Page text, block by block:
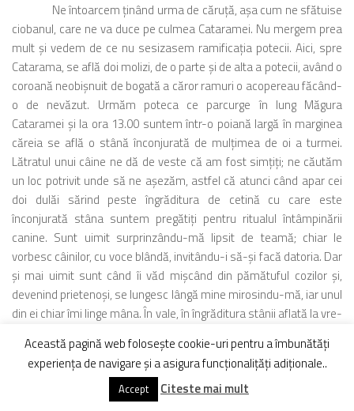
Ne întoarcem ţinând urma de căruţă, aşa cum ne sfătuise
ciobanul, care ne va duce pe culmea Cataramei. Nu mergem prea
mult şi vedem de ce nu sesizasem ramificaţia potecii. Aici, spre
Catarama, se află doi molizi, de o parte şi de alta a potecii, având o
coroană neobişnuit de bogată a căror ramuri o acopereau făcând-
o de nevăzut. Urmăm poteca ce parcurge în lung Măgura
Cataramei şi la ora 13.00 suntem într-o poiană largă în marginea
căreia se află o stână înconjurată de mulţimea de oi a turmei.
Lătratul unui câine ne dă de veste că am fost simţiţi; ne căutăm
un loc potrivit unde să ne aşezăm, astfel că atunci când apar cei
doi dulăi sărind peste îngrăditura de cetină cu care este
înconjurată stâna suntem pregătiţi pentru ritualul întâmpinării
canine. Sunt uimit surprinzându-mă lipsit de teamă; chiar le
vorbesc câinilor, cu voce blândă, invitându-i să-şi facă datoria. Dar
şi mai uimit sunt când îi văd mişcând din pămătuful cozilor şi,
devenind prietenoşi, se lungesc lângă mine mirosindu-mă, iar unul
din ei chiar îmi linge mâna. În vale, în îngrăditura stânii aflată la vre-
din ei ridică privirea şi văzându-ne se apropie surprins de noi.
Intrăm în vorbă şi ni se plânge că aveau un băiat de ajutor care de
vre-o câteva zile a fugit acasă, astfel că le este foarte greu fără el.
Această pagină web folosește cookie-uri pentru a îmbunătăți
experiența de navigare și a asigura funcționalițăți adiționale..
Accept Citeste mai mult